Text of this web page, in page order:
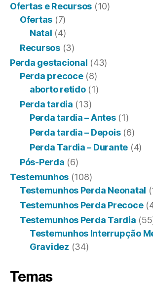
Ofertas e Recursos (10)
Ofertas (7)
Natal (4)
Recursos(3)
Perda gestacional (43)
Perda precoce(8)
aborto retido(1)
Perda tardia (13)
Perda tardia – Antes(1)
Perda tardia – Depois(6)
Perda Tardia – Durante (4)
Pós-Perda (6)
Testemunhos (108)
Testemunhos Perda Neonatal
Testemunhos Perda Precoce
Testemunhos Perda Tardia
Testemunhos Interrupção
Gravidez (34)
Temas